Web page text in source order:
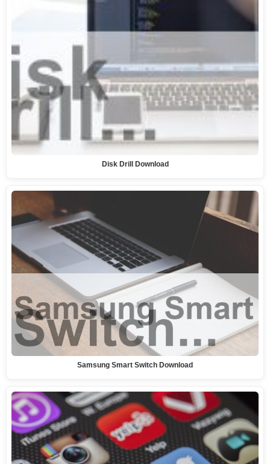
Disk Drill Download
Samsung Smart Switch Download